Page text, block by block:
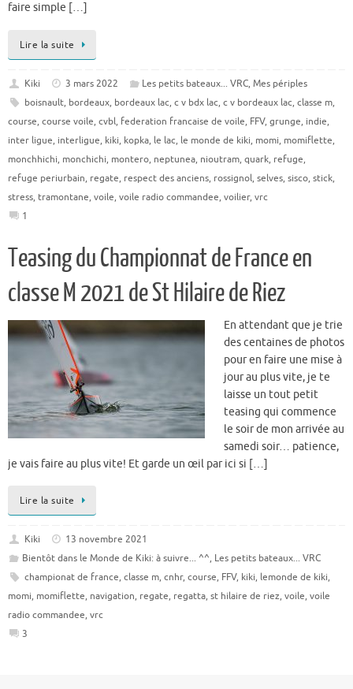
faire simple […]
Lire la suite
Kiki 3 mars 2022 Les petits bateaux... VRC, Mes périples
boisnault, bordeaux, bordeaux lac, c v bdx lac, c v bordeaux lac, classe m,
course, course voile, cvbl, federation francaise de voile, FFV, grunge, indie,
inter ligue, interligue, kiki, kopka, le lac, le monde de kiki, momi, momiflette,
monchhichi, monchichi, montero, neptunea, nioutram, quark, refuge,
refuge periurbain, regate, respect des anciens, rossignol, selves, sisco, stick,
stress, tramontane, voile, voile radio commandee, voilier, vrc
1
Teasing du Championnat de France en
classe M 2021 de St Hilaire de Riez
En attendant que je trie
des centaines de photos
pour en faire une mise à
jour au plus vite, je te
laisse un tout petit
teasing qui commence
le soir de mon arrivée au
samedi soir… patience,
je vais faire au plus vite! Et garde un œil par ici si […]
Lire la suite
Kiki
13 novembre 2021
Bientôt dans le Monde de Kiki: à suivre... ^^, Les petits bateaux... VRC
championat de france, classe m, cnhr, course, FFV, kiki, lemonde de kiki,
momi, momiflette, navigation, regate, regatta, st hilaire de riez, voile, voile
radio commandee, vrc
3